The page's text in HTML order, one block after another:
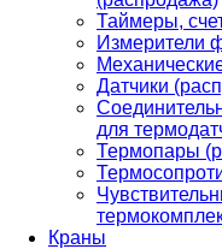
Таймеры,
Измерители
Датчики
для
Термопары
Краны